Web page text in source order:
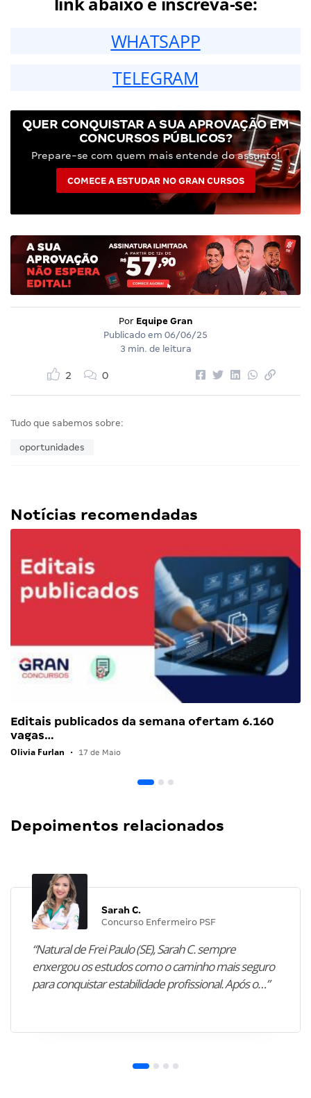
WHATSAPP
TELEGRAM
QUER CONQUISTAR A SUA APROVAÇÃO EM
CONCURSOS PÚBLICOS?
Prepare-se com quem mais entende do assunto!
COMECE A ESTUDAR NO GRAN CURSOS
Por Equipe Gran
Publicado em 06/06/25
3 min. de leitura
2 0
Tudo que sabemos sobre:
oportunidades
Notícias recomendadas
Editais publicados da semana ofertam 6.160
vagas…
Olivia Furlan • 17 de Maio
Depoimentos relacionados
Sarah C.
Concurso Enfermeiro PSF
“Natural de Frei Paulo (SE), Sarah C. sempre
enxergou os estudos como o caminho mais seguro
para conquistar estabilidade profissional. Após o…”